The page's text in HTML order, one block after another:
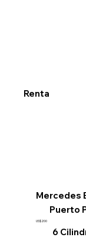
Renta
Mercedes
Puerto
US$200
6